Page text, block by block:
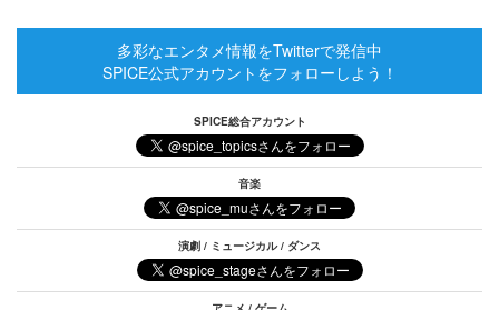
多彩なエンタメ情報をTwitterで発信中
SPICE公式アカウントをフォローしよう！
SPICE総合アカウント
音楽
演劇 / ミュージカル / ダンス